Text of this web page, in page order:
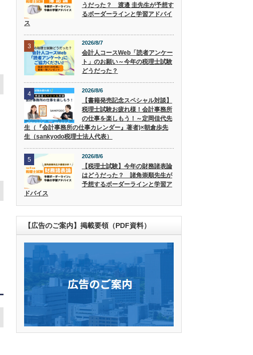
うだった？ 渡邉 圭先生が予想す
るボーダーラインと学習アドバイ
ス
3 2026/8/7
会計人コースWeb「読者アンケー
ト」のお願い～今年の税理士試験
どうだった？
4 2026/8/6
【書籍発売記念スペシャル対談】
税理士試験お疲れ様！会計事務所
の仕事を楽しもう！～定岡佳代先
生（『会計事務所の仕事カレンダー』著者)×朝倉歩先
生（sankyodo税理士法人代表）
5 2026/8/6
【税理士試験】今年の財務諸表論
はどうだった？ 諸角崇順先生が
予想するボーダーラインと学習ア
ドバイス
【広告のご案内】掲載要領（PDF資料）